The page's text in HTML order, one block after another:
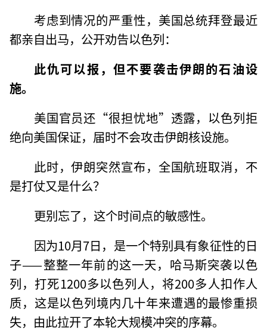
考虑到情况的严重性，美国总统拜登最近
都亲自出马，公开劝告以色列：
此仇可以报，但不要袭击伊朗的石油设
施。
美国官员还“很担忧地”透露，以色列拒
绝向美国保证，届时不会攻击伊朗核设施。
此时，伊朗突然宣布，全国航班取消，不
是打仗又是什么？
更别忘了，这个时间点的敏感性。
因为10月7日，是一个特别具有象征性的日
子——整整一年前的这一天，哈马斯突袭以色
列，打死1200多以色列人，将200多人扣作人
质，这是以色列境内几十年来遭遇的最惨重损
失，由此拉开了本轮大规模冲突的序幕。